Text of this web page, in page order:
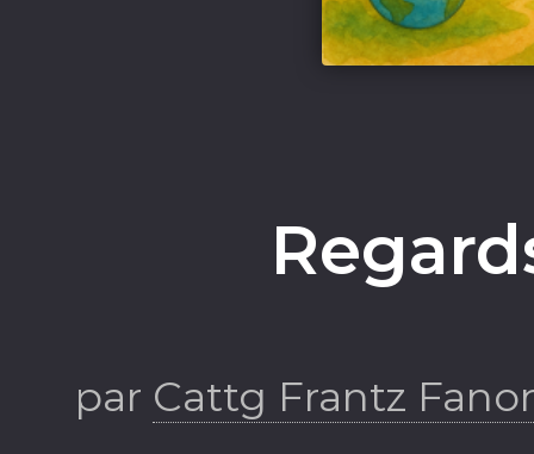
par Cattg Frantz